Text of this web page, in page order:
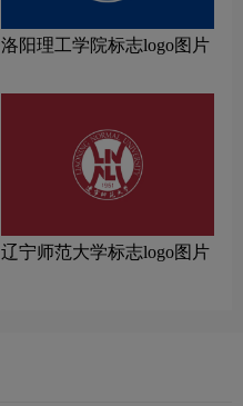
洛阳理工学院标志logo图片
辽宁师范大学标志logo图片